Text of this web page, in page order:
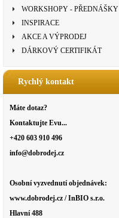
WORKSHOPY - PŘEDNÁŠKY
INSPIRACE
AKCE A VÝPRODEJ
DÁRKOVÝ CERTIFIKÁT
Rychlý kontakt
Máte dotaz?
Kontaktujte Evu...
+420 603 910 496
info@dobrodej.cz
Osobní vyzvednutí objednávek:
www.dobrodej.cz / InBIO s.r.o.
Hlavní 488